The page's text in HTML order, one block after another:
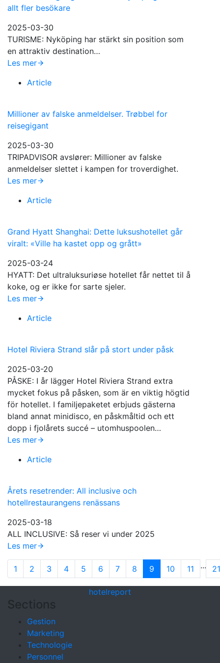
allt fler besökare
2025-03-30
TURISME: Nyköping har stärkt sin position som
en attraktiv destination…
Les mer
Article
Millioner av falske anmeldelser. Trøbbel for
reisegigant
2025-03-30
TRIPADVISOR avslører: Millioner av falske
anmeldelser slettet i kampen for troverdighet.
Les mer
Article
Grand Hyatt Shanghai: Dette luksushotellet går
viralt: «Ville ha kastet opp og grått»
2025-03-24
HYATT: Det ultraluksuriøse hotellet får nettet til å
koke, og er ikke for sarte sjeler.
Les mer
Article
Hotel Riviera Strand slår på stort under påsk
2025-03-20
PÅSKE: I år lägger Hotel Riviera Strand extra
mycket fokus på påsken, som är en viktig högtid
för hotellet. I familjepaketet erbjuds gästerna
bland annat minidisco, en påskmåltid och ett
dopp i fjolårets succé – utomhuspoolen…
Les mer
Article
Årets resetrender: All inclusive och
hotellrestaurangens renässans
2025-03-18
ALL INCLUSIVE: Så reser vi under 2025
Les mer
1 2 3 4 5 6 7 8 9 10 11 ... 21
hotelreport
Sections
Gestion
Marketing
Technologie
Personnel